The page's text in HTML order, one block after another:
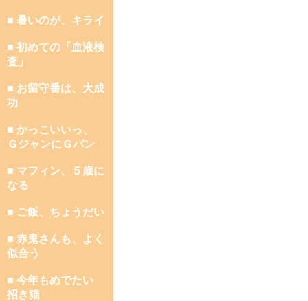
■ 暑いのが、キライ
■ 初めての「血液検
査」
■ お留守番は、大成
功
■ かっこいいっ、
ＧジャンにＧパン
■ マフィン、５歳に
なる
■ ご飯、ちょうだい
■ 赤鬼さんも、よく
似合う
■ 今年もめでたい
招き猫